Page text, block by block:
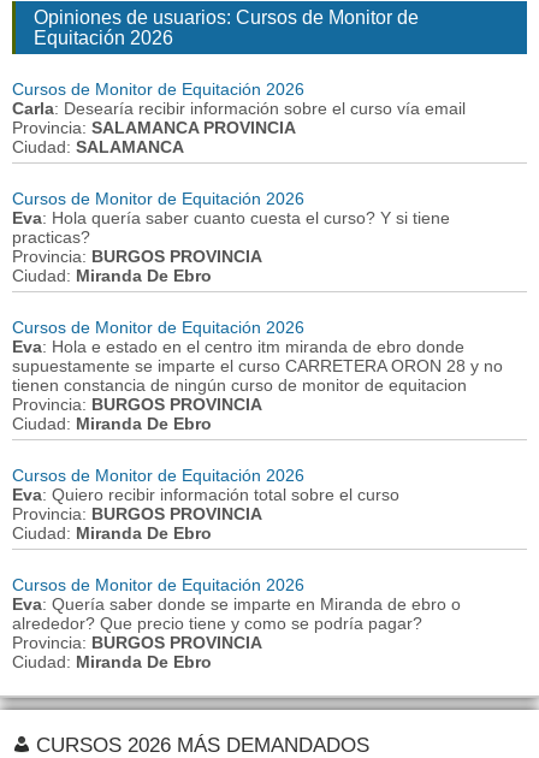
Opiniones de usuarios: Cursos de Monitor de
Equitación 2026
Cursos de Monitor de Equitación 2026
Carla: Desearía recibir información sobre el curso vía email
Provincia: SALAMANCA PROVINCIA
Ciudad: SALAMANCA
Cursos de Monitor de Equitación 2026
Eva: Hola quería saber cuanto cuesta el curso? Y si tiene
practicas?
Provincia: BURGOS PROVINCIA
Ciudad: Miranda De Ebro
Cursos de Monitor de Equitación 2026
Eva: Hola e estado en el centro itm miranda de ebro donde
supuestamente se imparte el curso CARRETERA ORON 28 y no
tienen constancia de ningún curso de monitor de equitacion
Provincia: BURGOS PROVINCIA
Ciudad: Miranda De Ebro
Cursos de Monitor de Equitación 2026
Eva: Quiero recibir información total sobre el curso
Provincia: BURGOS PROVINCIA
Ciudad: Miranda De Ebro
Cursos de Monitor de Equitación 2026
Eva: Quería saber donde se imparte en Miranda de ebro o
alrededor? Que precio tiene y como se podría pagar?
Provincia: BURGOS PROVINCIA
Ciudad: Miranda De Ebro
CURSOS 2026 MÁS DEMANDADOS